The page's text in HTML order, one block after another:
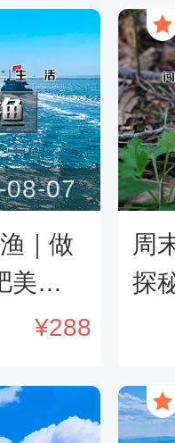
尽
｜做
美海
船的
08-07
¥288
周
探